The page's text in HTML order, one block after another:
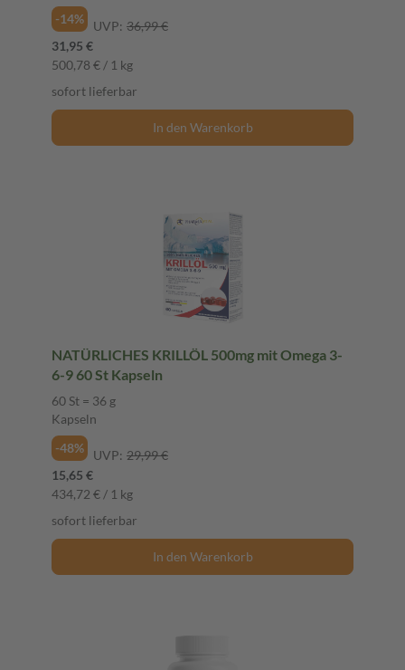
-14% UVP: 36,99 €
31,95 €
500,78 € / 1 kg
sofort lieferbar
In den Warenkorb
NATÜRLICHES KRILLÖL 500mg mit Omega 3-
6-9 60 St Kapseln
60 St = 36 g
Kapseln
-48%
UVP: 29,99 €
15,65 €
434,72 € / 1 kg
sofort lieferbar
In den Warenkorb